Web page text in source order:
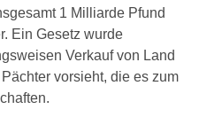
1 Milliarde Pfund
Ein Gesetz wurde
Verkauf von Land
vorsieht, die es zum